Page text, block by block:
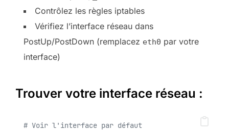
Contrôlez les règles iptables
Vérifiez l’interface réseau dans
PostUp/PostDown (remplacez eth0 par votre
interface)
Trouver votre interface réseau :
# Voir l'interface par défaut